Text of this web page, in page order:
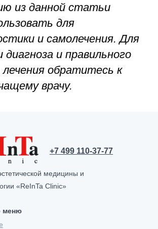
из данной статьи
для
и самолечения. Для
диагноза и правильного
лечения обратитесь к
врачу.
медицины и
«ReInTa Clinic»
меню
+7 499 110-37-77